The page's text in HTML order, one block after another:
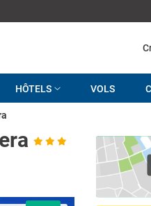
HÔTELS VOLS